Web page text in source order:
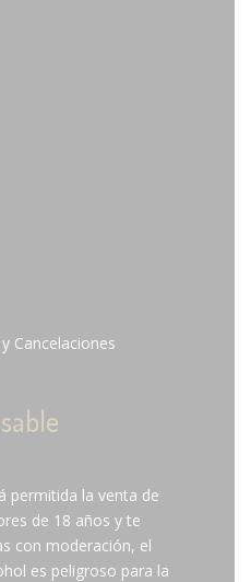
Cancelaciones
permitida la venta de
de 18 años y te
con moderación, el
es peligroso para la